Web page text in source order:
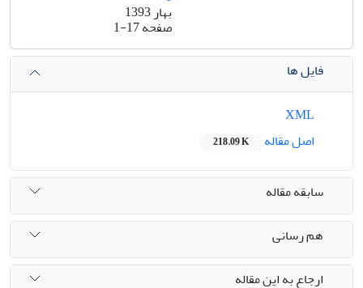
بهار 1393
صفحه1-17
فایل ها
اصل مقاله
218.09 K
سابقه مقاله
هم رسانی
ارجاع به این مقاله